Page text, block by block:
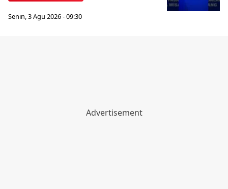
Senin, 3 Agu 2026 - 09:30